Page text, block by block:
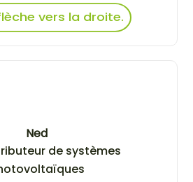
Ned
de systèmes